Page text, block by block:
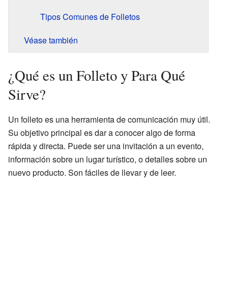
Tipos Comunes de Folletos
Véase también
¿Qué es un Folleto y Para Qué
Sirve?
Un folleto es una herramienta de comunicación muy útil.
Su objetivo principal es dar a conocer algo de forma
rápida y directa. Puede ser una invitación a un evento,
información sobre un lugar turístico, o detalles sobre un
nuevo producto. Son fáciles de llevar y de leer.